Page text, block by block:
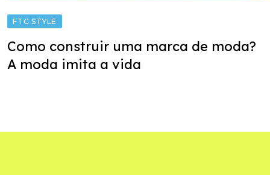
FTC STYLE
Como construir uma marca de moda?
A moda imita a vida